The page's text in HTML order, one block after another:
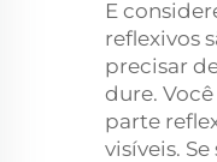
E
reflexivos
precisar
dure.
parte
visíveis.